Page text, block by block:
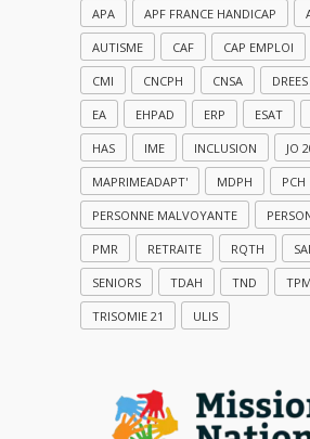
APA APF FRANCE HANDICAP
AUTISME CAF CAP EMPLOI
CMI CNCPH CNSA DREES
EA EHPAD ERP ESAT
HAS IME INCLUSION JO
MAPRIMEADAPT' MDPH PCH
PERSONNE MALVOYANTE
PMR RETRAITE RQTH
SENIORS TDAH TND
TRISOMIE 21 ULIS